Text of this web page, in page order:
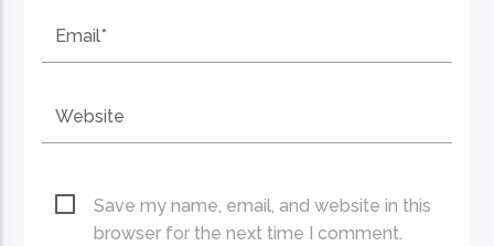
Save my name, email, and website in this
browser for the next time I comment.